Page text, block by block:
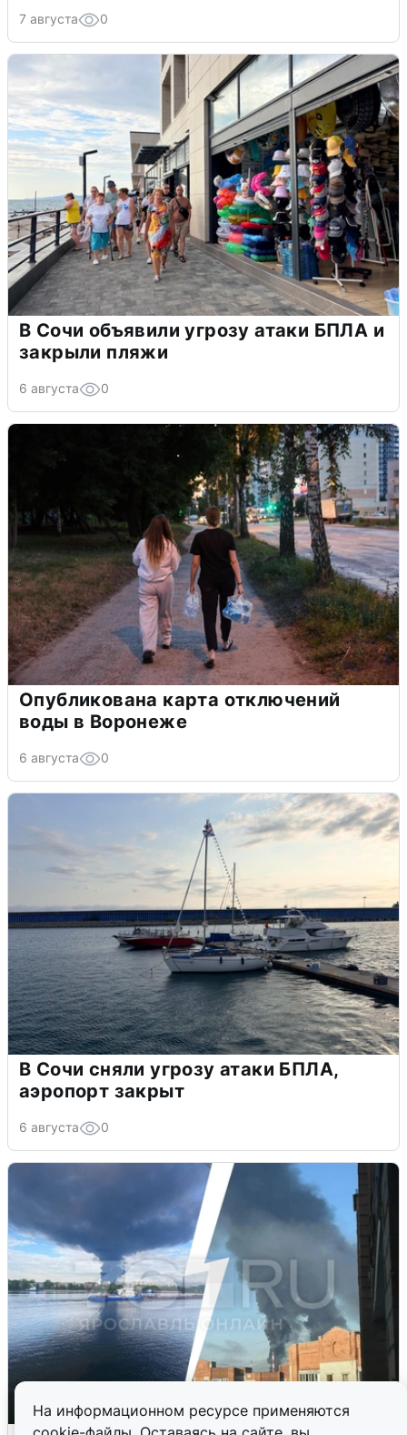
На информационном ресурсе применяются
7 августа 0
В Сочи объявили угрозу атаки БПЛА и
закрыли пляжи
6 августа 0
Опубликована карта отключений
воды в Воронеже
6 августа 0
В Сочи сняли угрозу атаки БПЛА,
аэропорт закрыт
6 августа 0